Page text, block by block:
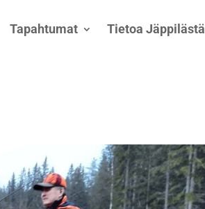
Tapahtumat Tietoa Jäppilästä